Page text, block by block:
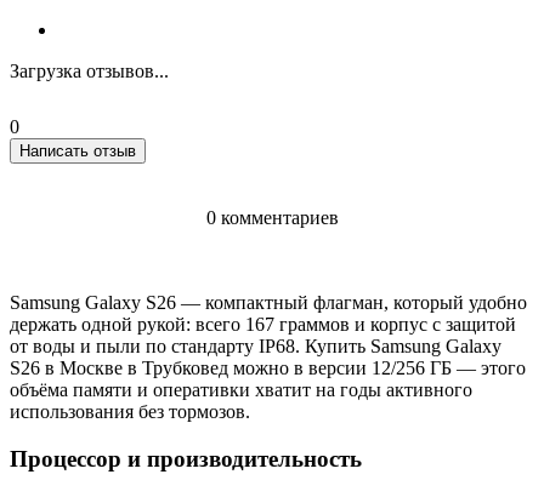
Загрузка отзывов...
0
Написать отзыв
0 комментариев
Samsung Galaxy S26 — компактный флагман, который удобно
держать одной рукой: всего 167 граммов и корпус с защитой
от воды и пыли по стандарту IP68. Купить Samsung Galaxy
S26 в Москве в Трубковед можно в версии 12/256 ГБ — этого
объёма памяти и оперативки хватит на годы активного
использования без тормозов.
Процессор и производительность